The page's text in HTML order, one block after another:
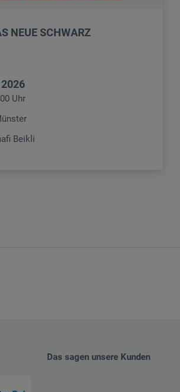
NEUE SCHWARZ
Uhr
Beikli
Das sagen unsere Kunden